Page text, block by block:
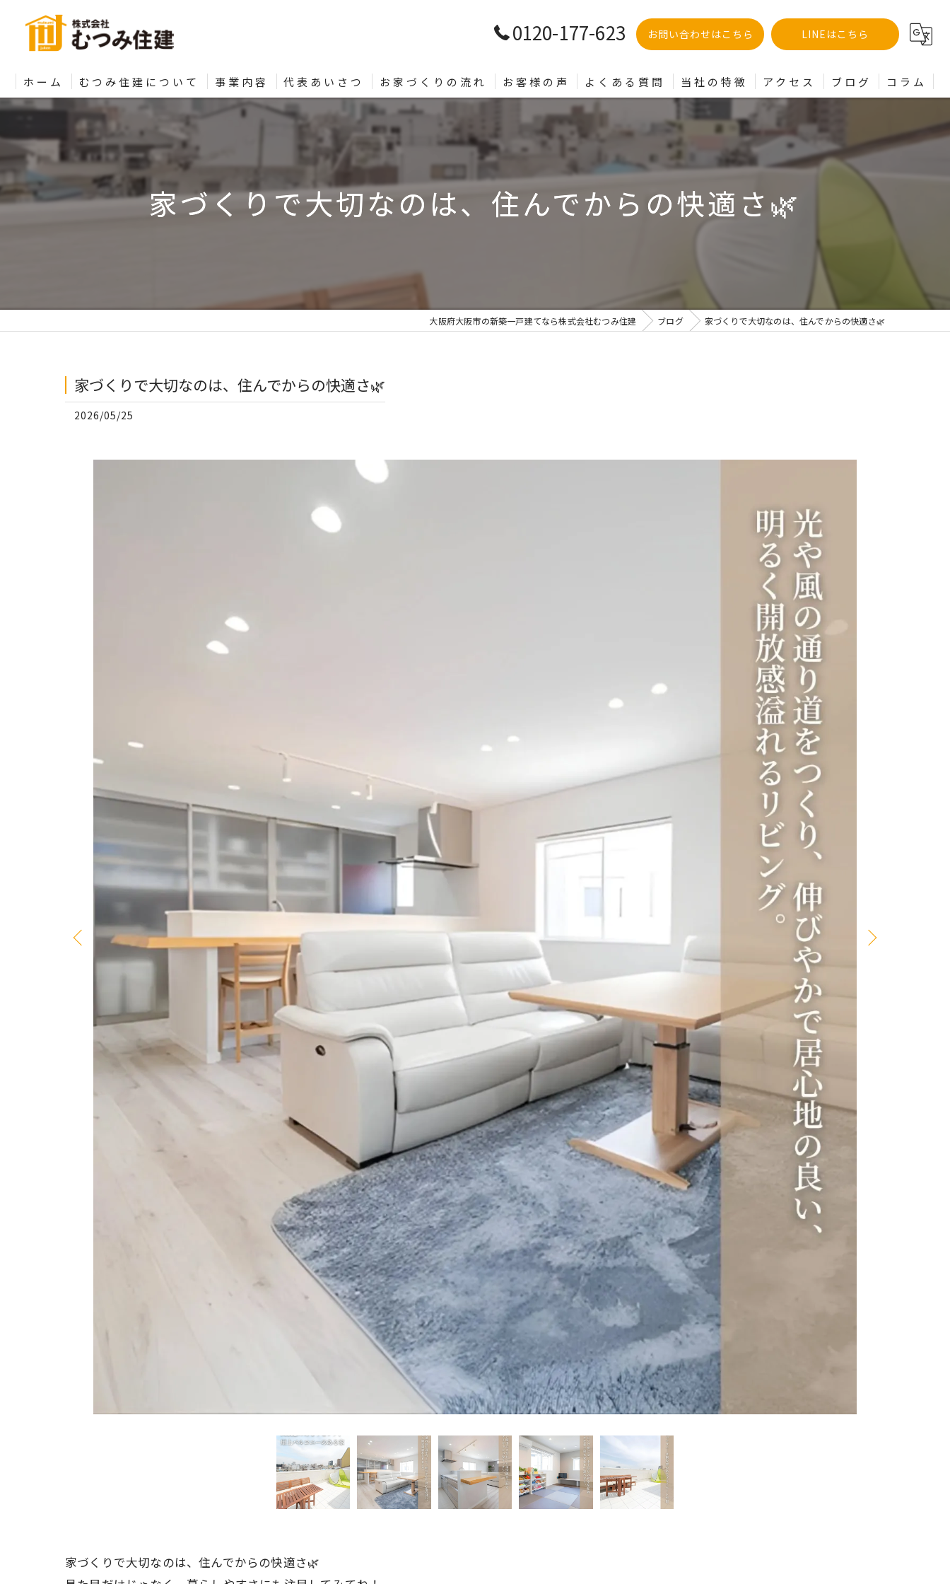
0120-177-623 お問い合わせはこちら LINEはこちら
ホーム むつみ住建について 事業内容 代表あいさつ お家づくりの流れ お客様の声 よくある質問 当社の特徴
建売
買取
アクセス ブログ コラム
家づくりで大切なのは、住んでからの快適さ🌿
大阪府大阪市の新築一戸建てなら株式会社むつみ住建 ブログ 家づくりで大切なのは、住んでからの快適さ🌿
家づくりで大切なのは、住んでからの快適さ🌿
2026/05/25
家づくりで大切なのは、住んでからの快適さ🌿